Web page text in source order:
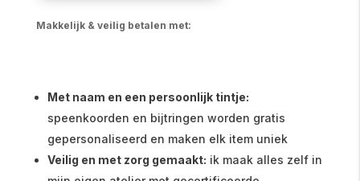
Makkelijk & veilig betalen met:
Met naam en een persoonlijk tintje:
speenkoorden en bijtringen worden gratis
gepersonaliseerd en maken elk item uniek
Veilig en met zorg gemaakt: ik maak alles zelf in